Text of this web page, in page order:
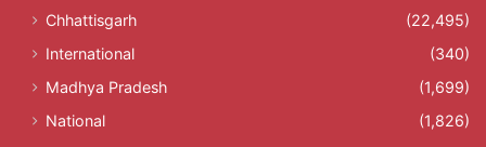
Chhattisgarh
(22,495)
International
(340)
Madhya Pradesh
(1,699)
National
(1,826)